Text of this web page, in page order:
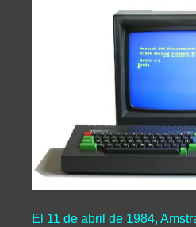
El 11 de abril de 1984,